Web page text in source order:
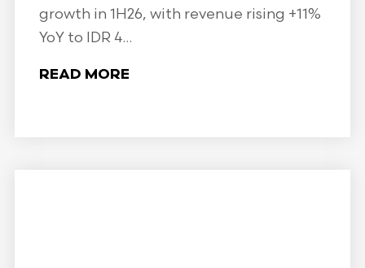
growth in 1H26, with revenue rising +11%
YoY to IDR 4...
READ MORE